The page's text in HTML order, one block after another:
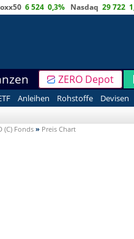
6 524 0,3% Nasdaq 29 722
ZERO Depot
Anleihen Rohstoffe Devisen
(C) Fonds » Preis Chart